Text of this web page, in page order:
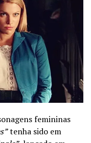
femininas
tenha sido em